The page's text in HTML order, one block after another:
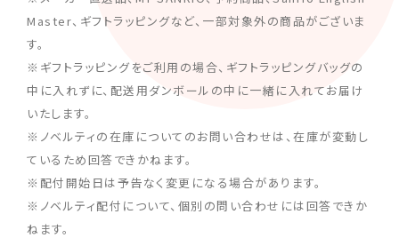
Master、ギフトラッピングなど、一部対象外の商品がございま
す。
※ギフトラッピングをご利用の場合、ギフトラッピングバッグの
中に入れずに、配送用ダンボールの中に一緒に入れてお届け
いたします。
※ノベルティの在庫についてのお問い合わせは、在庫が変動し
ているため回答できかねます。
※配付開始日は予告なく変更になる場合があります。
※ノベルティ配付について、個別の問い合わせには回答できか
ねます。